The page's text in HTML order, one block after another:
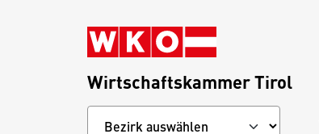
Wirtschaftskammer Tirol